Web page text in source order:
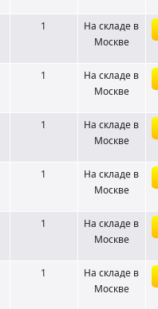
1 На складе в
Москве
1 На складе в
Москве
1 На складе в
Москве
1 На складе в
Москве
1 На складе в
Москве
1 На складе в
Москве